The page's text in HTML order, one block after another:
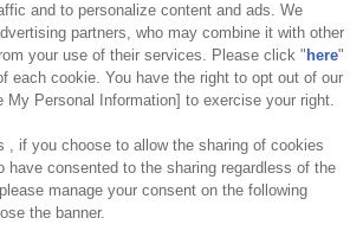
について カスタマーハラスメント対応方針
and to personalize content and ads. We
partners, who may combine it with other
your use of their services. Please click " here"
each cookie. You have the right to opt out of our
Personal Information] to exercise your right.
, if you choose to allow the sharing of cookies
have consented to the sharing regardless of the
manage your consent on the following
the banner.